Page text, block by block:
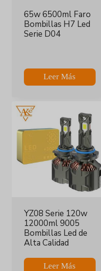
65w 6500ml Faro
Bombillas H7 Led
Serie D04
Leer Más
YZ08 Serie 120w
12000ml 9005
Bombillas Led de
Alta Calidad
Leer Más